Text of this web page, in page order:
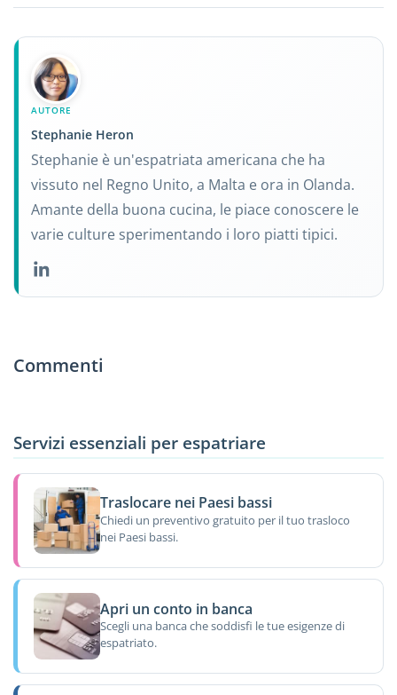
AUTORE
Stephanie Heron
Stephanie è un'espatriata americana che ha
vissuto nel Regno Unito, a Malta e ora in Olanda.
Amante della buona cucina, le piace conoscere le
varie culture sperimentando i loro piatti tipici.
Commenti
Servizi essenziali per espatriare
Traslocare nei Paesi bassi
Chiedi un preventivo gratuito per il tuo trasloco
nei Paesi bassi.
Apri un conto in banca
Scegli una banca che soddisfi le tue esigenze di
espatriato.